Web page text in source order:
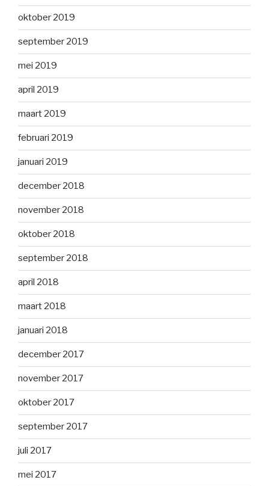
oktober 2019
september 2019
mei 2019
april 2019
maart 2019
februari 2019
januari 2019
december 2018
november 2018
oktober 2018
september 2018
april 2018
maart 2018
januari 2018
december 2017
november 2017
oktober 2017
september 2017
juli 2017
mei 2017